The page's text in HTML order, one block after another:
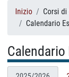
Inizio Corsi
Calendario
Calendario